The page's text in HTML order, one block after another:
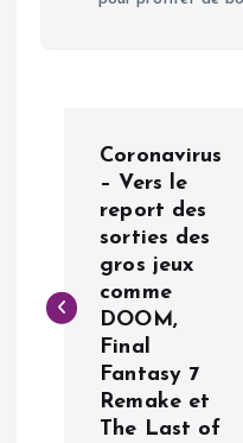
i
Coronavirus
– Vers le
report des
sorties des
gros jeux
comme
DOOM,
Final
Fantasy 7
Remake et
The Last of